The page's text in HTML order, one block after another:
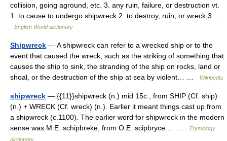
collision, going aground, etc. 3. any ruin, failure, or destruction vt.
1. to cause to undergo shipwreck 2. to destroy, ruin, or wreck 3 …
English World dictionary
Shipwreck — A shipwreck can refer to a wrecked ship or to the
event that caused the wreck, such as the striking of something that
causes the ship to sink, the stranding of the ship on rocks, land or
shoal, or the destruction of the ship at sea by violent… …
Wikipedia
shipwreck — {{11}}shipwreck (n.) mid 15c., from SHIP (Cf. ship)
(n.) + WRECK (Cf. wreck) (n.). Earlier it meant things cast up from
a shipwreck (c.1100). The earlier word for shipwreck in the modern
sense was M.E. schipbreke, from O.E. scipbryce.… …
Etymology
dictionary